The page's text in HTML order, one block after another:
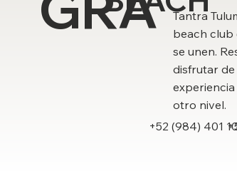
Tantra
beach club
se unen.
disfrutar de
otro nivel.
+52 (984) 401